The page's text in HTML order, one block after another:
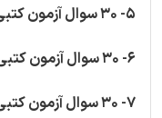
5- 30 سوال آزمون کتبی پرورش دهنده قارچ دکمه ای
6- 30 سوال آزمون کتبی پرورش دهنده قارچ دکمه ای
7- 30 سوال آزمون کتبی پرورش دهنده قارچ دکمه ای